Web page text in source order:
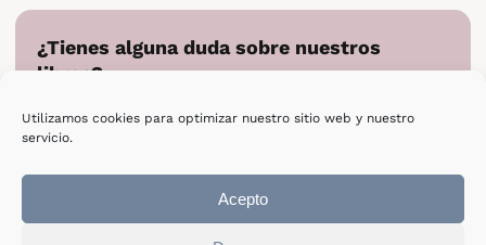
Utilizamos cookies para optimizar nuestro sitio web y nuestro
servicio.
Acepto
¿Tienes alguna duda sobre nuestros
libros?
directamente.
Escribir a Epsilon